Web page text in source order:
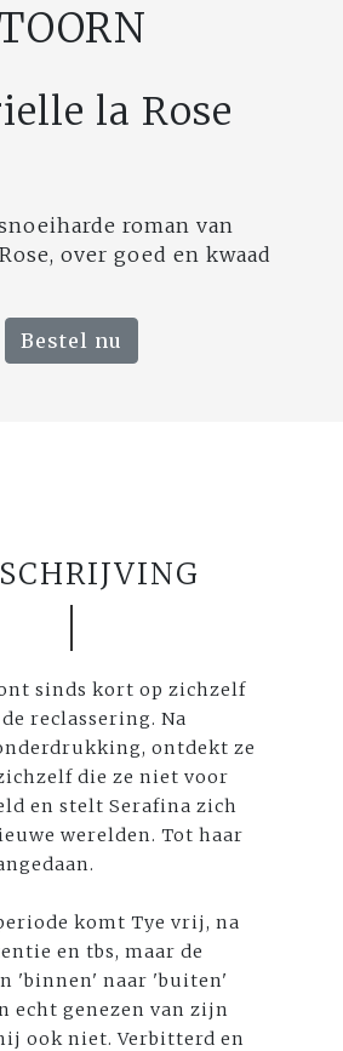
la Rose
roman van
over goed en kwaad
Bestel nu
sinds kort op zichzelf
reclassering. Na
ontdekt ze
die ze niet voor
en stelt Serafina zich
werelden. Tot haar
komt Tye vrij, na
en tbs, maar de
'binnen' naar 'buiten'
echt genezen van zijn
ook niet. Verbitterd en